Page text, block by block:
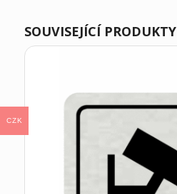
SOUVISEJÍCÍ PRODUKTY
CZK